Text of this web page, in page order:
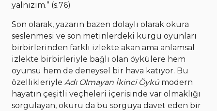
yalnızım.” (s.76)
Son olarak, yazarın bazen dolaylı olarak okura
seslenmesi ve son metinlerdeki kurgu oyunları
birbirlerinden farklı izlekte akan ama anlamsal
izlekte birbirleriyle bağlı olan öykülere hem
oyunsu hem de deneysel bir hava katıyor. Bu
özellikleriyle Adı Olmayan İkinci Öykü modern
hayatın çeşitli veçheleri içerisinde var olmaklığı
sorgulayan, okuru da bu sorguya davet eden bir